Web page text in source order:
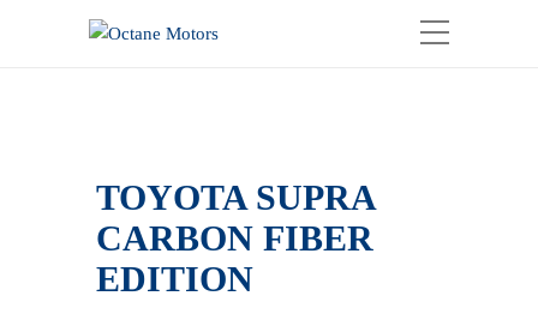
TOYOTA SUPRA
CARBON FIBER
EDITION